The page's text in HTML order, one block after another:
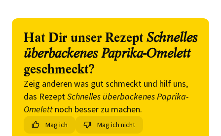
Hat Dir unser Rezept Schnelles
überbackenes Paprika-Omelett
geschmeckt?
Zeig anderen was gut schmeckt und hilf uns,
das RezeptSchnelles überbackenes Paprika-
Omelett noch besser zu machen.
Mag ich Mag ich nicht